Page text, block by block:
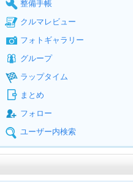
整備手帳
クルマレビュー
フォトギャラリー
グループ
ラップタイム
まとめ
フォロー
ユーザー内検索